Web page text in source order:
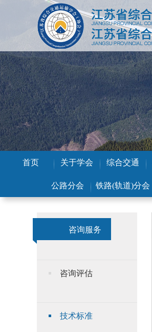
首页 关于学会 综合交通
公路分会 铁路(轨道)分会
咨询服务
咨询评估
技术标准